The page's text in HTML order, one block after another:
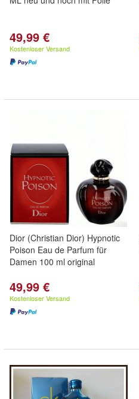
49,99 €
Kostenloser Versand
Dior (Christian Dior) Hypnotic
Poison Eau de Parfum für
Damen 100 ml original
49,99 €
Kostenloser Versand